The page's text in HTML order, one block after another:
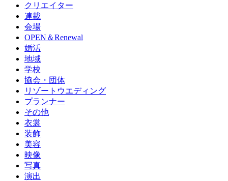
クリエイター
連載
会場
OPEN＆Renewal
婚活
地域
学校
協会・団体
リゾートウエディング
プランナー
その他
衣裳
装飾
美容
映像
写真
演出